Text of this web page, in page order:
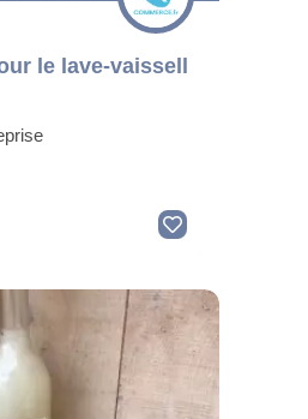
le lave-vaissell